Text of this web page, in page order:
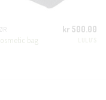
bag
kr 500.00